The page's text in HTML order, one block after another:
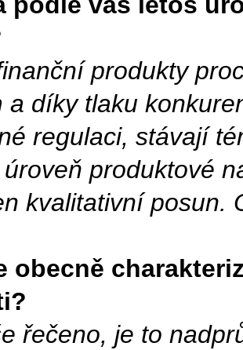
produkty
a díky tlaku
regulaci, stávají
produktové
kvalitativní posun.
obecně
řečeno, je to